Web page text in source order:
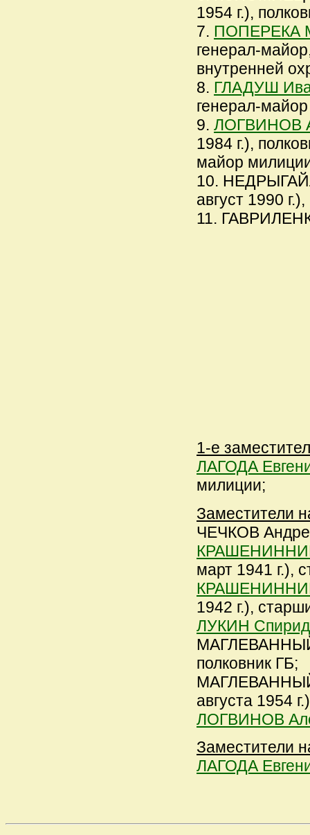
1954 г.),
7. ПОПЕРЕКА
генерал-
внутренней
8. ГЛАДУШ
генерал-
9. ЛОГВИНОВ
1984 г.),
майор
10.
август 1990
11.
1-е
ЛАГОДА
милиции;
Заместители
ЧЕЧКОВ
март 1941 г.),
1942 г.),
ЛУКИН
МАГЛЕВАННЫЙ
полковник ГБ;
МАГЛЕВАННЫЙ
августа 1954
ЛОГВИНОВ
Заместители
ЛАГОДА